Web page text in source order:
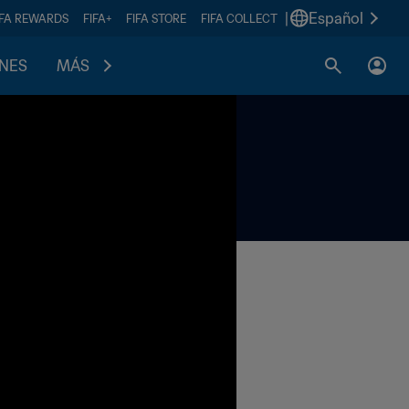
REWARDS FIFA+ FIFA STORE FIFA COLLECT Español
MÁS